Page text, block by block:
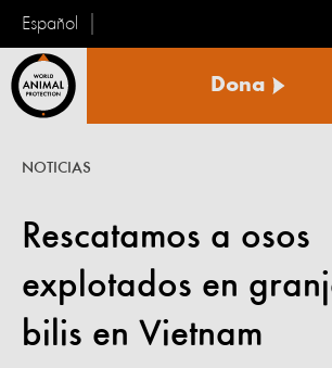
Español
Animal
Dona
Rescatamos a osos
explotados en
bilis en Vietnam
NOTICIAS